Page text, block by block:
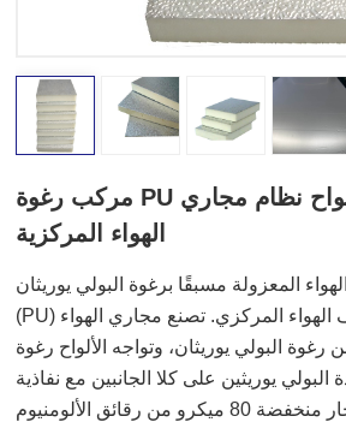
مركب رغوة PU معزولة مسبقا ألواح نظام مجاري
الهواء المركزية
المعزولة مسبقًا برغوة البولي يوريثان
(PU) لتوزيع الهواء في تكييف الهواء المركزي. تصنع مجاري الهواء
البولي يوريثان، وتواجه الألواح رغوة
يوريثين على كلا الجانبين مع نفاذية